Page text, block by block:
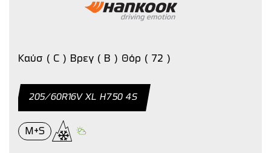
Καύσ ( C ) Βρεγ ( B ) Θόρ ( 72 )
205/60R16V XL H750 4S
M+S